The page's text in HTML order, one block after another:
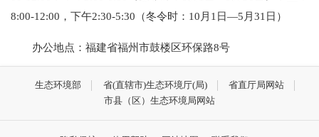
8:00-12:00，下午2:30-5:30（冬令时：10月1日—5月31日）
办公地点：福建省福州市鼓楼区环保路8号
生态环境部 省(直辖市)生态环境厅(局)
省直厅局网站
市县（区）生态环境局网站